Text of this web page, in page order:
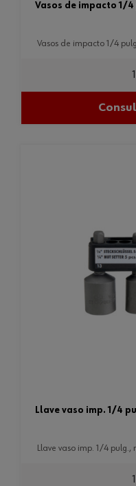
vasos de impacto 1/
vasos de impacto 1/4
llave vaso imp. 1/4
llave vaso imp. 1/4